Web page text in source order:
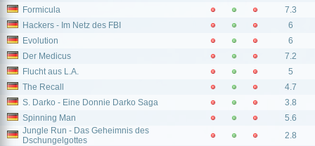
Formicula
7.3
Hackers - Im Netz des FBI
6
Evolution
6
Der Medicus
7.2
Flucht aus L.A.
5
The Recall
4.7
S. Darko - Eine Donnie Darko Saga
3.8
Spinning Man
5.6
Jungle Run - Das Geheimnis des
Dschungelgottes
2.8